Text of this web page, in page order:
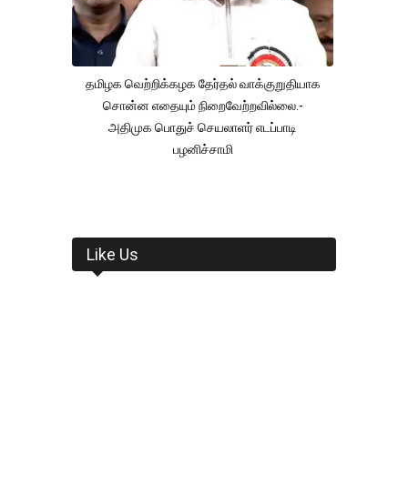
தமிழக வெற்றிக்கழக தேர்தல் வாக்குறுதியாக
சொன்ன எதையும் நிறைவேற்றவில்லை.-
அதிமுக பொதுச் செயலாளர் எடப்பாடி
பழனிச்சாமி
Like Us